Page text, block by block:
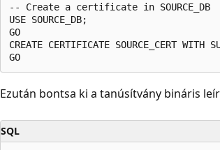
-- Create a certificate in SOURCE_DB
USE SOURCE_DB;
GO
CREATE CERTIFICATE SOURCE_CERT
Ezután bontsa ki a tanúsítvány bináris
SQL